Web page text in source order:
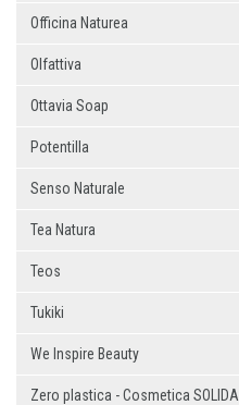
Officina Naturea
Olfattiva
Ottavia Soap
Potentilla
Senso Naturale
Tea Natura
Teos
Tukiki
We Inspire Beauty
Zero plastica - Cosmetica SOLIDA